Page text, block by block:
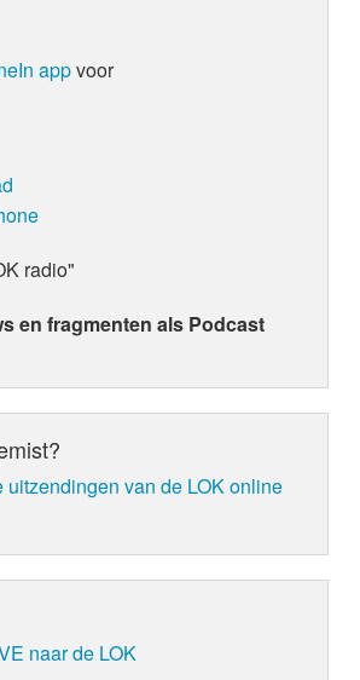
appvoor
radio"
en fragmenten als Podcast
uit­zen­din­gen van de LOK online
naar de LOK